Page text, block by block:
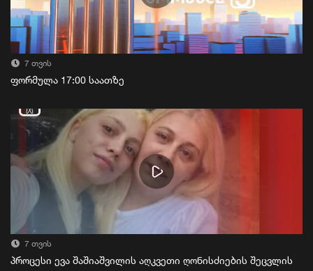
7 თვის
ფორმულა 17:00 საათზე
7 თვის
პროცესი ევა შაშიაშვილის აღკვეთი ღონისძიების შეცვლის